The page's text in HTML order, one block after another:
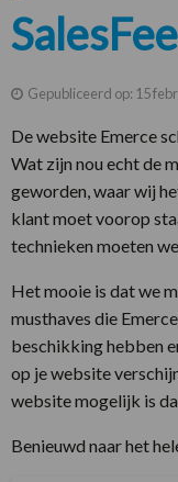
Gepubliceerd op: 15
De website Emerce
Wat zijn nou echt de
geworden, waar wij
klant moet voorop
technieken moeten
Het mooie is dat we
musthaves die
beschikking hebben
op je website
website mogelijk is
Benieuwd naar het